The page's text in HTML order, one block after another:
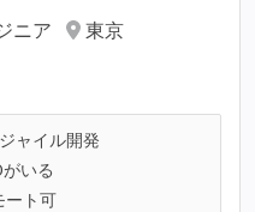
ニア
東京
ャイル開発
がいる
ート可